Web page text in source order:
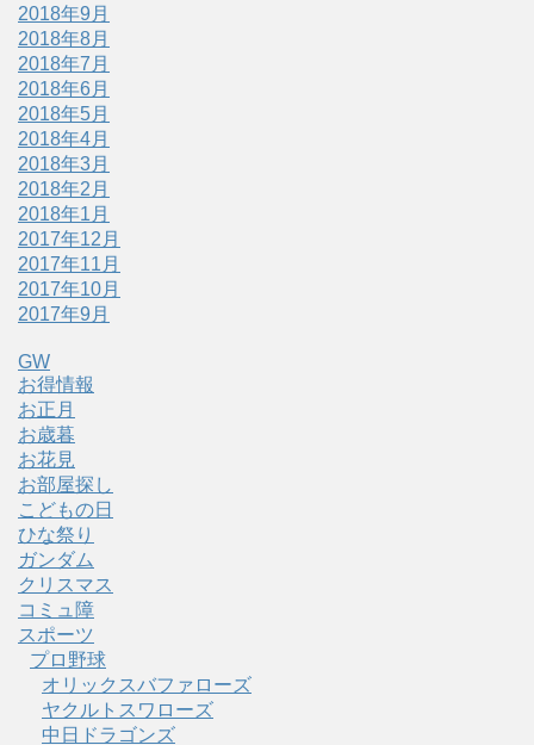
2018年9月
2018年8月
2018年7月
2018年6月
2018年5月
2018年4月
2018年3月
2018年2月
2018年1月
2017年12月
2017年11月
2017年10月
2017年9月
GW
お得情報
お正月
お歳暮
お花見
お部屋探し
こどもの日
ひな祭り
ガンダム
クリスマス
コミュ障
スポーツ
プロ野球
オリックスバファローズ
ヤクルトスワローズ
中日ドラゴンズ